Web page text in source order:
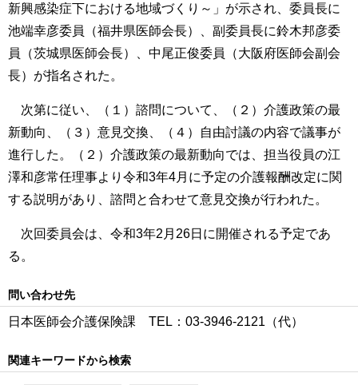
新興感染症下における地域づくり～」が示され、委員長に
池端幸彦委員（福井県医師会長）、副委員長に鈴木邦彦委
員（茨城県医師会長）、中尾正俊委員（大阪府医師会副会
長）が指名された。
次第に従い、（１）諮問について、（２）介護政策の最
新動向、（３）意見交換、（４）自由討議の内容で議事が
進行した。（２）介護政策の最新動向では、担当役員の江
澤和彦常任理事より令和3年4月に予定の介護報酬改定に関
する説明があり、諮問と合わせて意見交換が行われた。
次回委員会は、令和3年2月26日に開催される予定であ
る。
問い合わせ先
日本医師会介護保険課 TEL：03‐3946‐2121（代）
関連キーワードから検索